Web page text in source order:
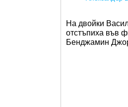
На двойки
отстъпиха във
Бенджамин